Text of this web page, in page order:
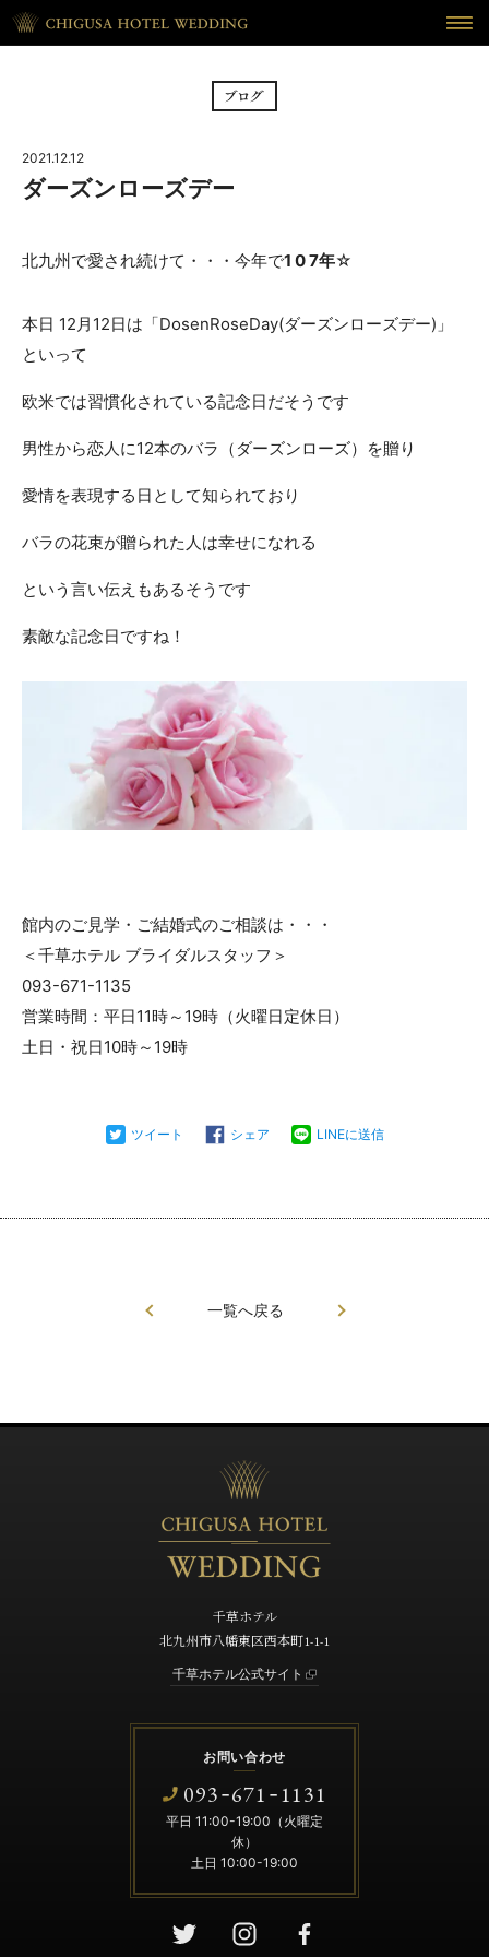
CEREMONY
REPORT
ウェディング・レポート
DRESS
ドレス
BLOG PLAN
アクセス お問い合わせ
093-671
平日 11:00-19:00（火曜定休） / 土日 10:00-19:00
千草ホテル公式サイト
»プライバシーポリシー
2021.12.12
ダーズンローズデー
北九州で愛され続けて・・・今年で1 0 7年☆
本日 12月12日は「DosenRoseDay(ダーズンローズデー)」
といって
欧米では習慣化されている記念日だそうです
男性から恋人に12本のバラ（ダーズンローズ）を贈り
愛情を表現する日として知られており
バラの花束が贈られた人は幸せになれる
という言い伝えもあるそうです
素敵な記念日ですね！
館内のご見学・ご結婚式のご相談は・・・
＜千草ホテル ブライダルスタッフ＞
093-671-1135
営業時間：平日11時～19時（火曜日定休日）
土日・祝日10時～19時
ツイート シェア LINEに送信
一覧へ戻る
千草ホテル
北九州市八幡東区西本町1-1-1
千草ホテル公式サイト
お問い合わせ
093-671 -1131
平日 11:00-19:00（火曜定
休）
土日 10:00-19:00